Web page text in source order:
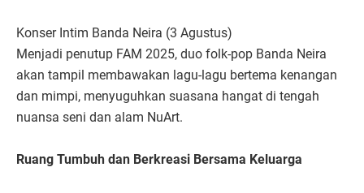
Konser Intim Banda Neira (3 Agustus)
Menjadi penutup FAM 2025, duo folk-pop Banda Neira
akan tampil membawakan lagu-lagu bertema kenangan
dan mimpi, menyuguhkan suasana hangat di tengah
nuansa seni dan alam NuArt.
Ruang Tumbuh dan Berkreasi Bersama Keluarga